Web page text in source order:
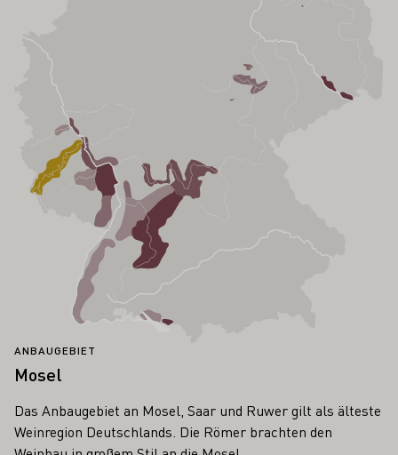
ANBAUGEBIET
Mosel
Das Anbaugebiet an Mosel, Saar und Ruwer gilt als älteste
Weinregion Deutschlands. Die Römer brachten den